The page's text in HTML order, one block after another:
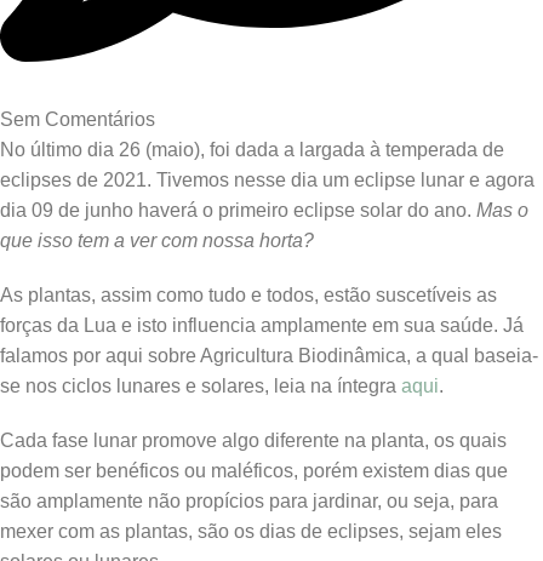
Sem Comentários
No último dia 26 (maio), foi dada a largada à temperada de
eclipses de 2021. Tivemos nesse dia um eclipse lunar e agora
dia 09 de junho haverá o primeiro eclipse solar do ano. Mas o
que isso tem a ver com nossa horta?
As plantas, assim como tudo e todos, estão suscetíveis as
forças da Lua e isto influencia amplamente em sua saúde. Já
falamos por aqui sobre Agricultura Biodinâmica, a qual baseia-
se nos ciclos lunares e solares, leia na íntegra aqui.
Cada fase lunar promove algo diferente na planta, os quais
podem ser benéficos ou maléficos, porém existem dias que
são amplamente não propícios para jardinar, ou seja, para
mexer com as plantas, são os dias de eclipses, sejam eles